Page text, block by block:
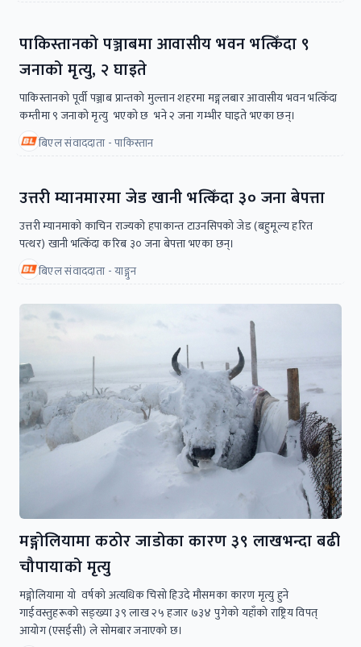
पाकिस्तानको पञ्जाबमा आवासीय भवन भत्किँदा ९
जनाको मृत्यु, २ घाइते
पाकिस्तानको पूर्वी पञ्जाब प्रान्तको मुल्तान शहरमा मङ्गलबार आवासीय भवन भत्किँदा
कम्तीमा ९ जनाको मृत्यु भएको छ भने २ जना गम्भीर घाइते भएका छन्।
बिएल संवाददाता - पाकिस्तान
उत्तरी म्यानमारमा जेड खानी भत्किँदा ३० जना बेपत्ता
उत्तरी म्यानमाको काचिन राज्यको हपाकान्त टाउनसिपको जेड (बहुमूल्य हरित
पत्थर) खानी भत्किँदा करिब ३० जना बेपत्ता भएका छन्।
बिएल संवाददाता - याङ्गुन
मङ्गोलियामा कठोर जाडोका कारण ३९ लाखभन्दा बढी
चौपायाको मृत्यु
मङ्गोलियामा यो वर्षको अत्यधिक चिसो हिउदे मौसमका कारण मृत्यु हुने
गाईवस्तुहरूको सङ्ख्या ३९ लाख २५ हजार ७३४ पुगेको यहाँको राष्ट्रिय विपत्
आयोग (एसईसी) ले सोमबार जनाएको छ।